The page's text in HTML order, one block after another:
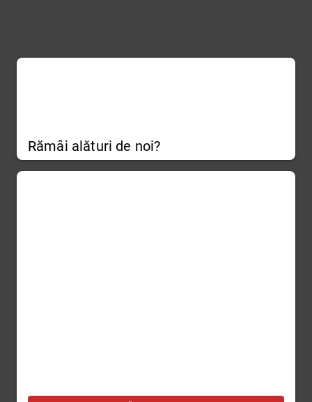
Rămâi alături de noi?